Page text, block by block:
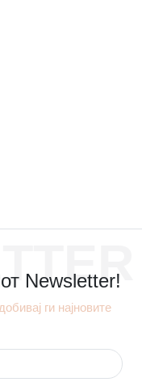
Newsletter!
ги најновите